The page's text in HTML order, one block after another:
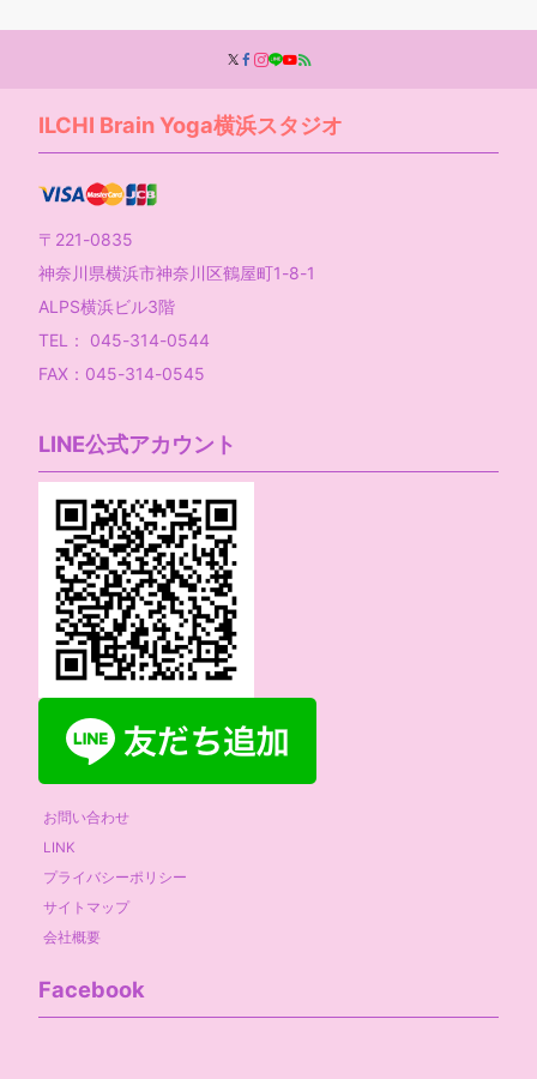
ILCHI Brain Yoga横浜スタジオ
〒221-0835
神奈川県横浜市神奈川区鶴屋町1-8-1
ALPS横浜ビル3階
TEL： 045-314-0544
FAX：045-314-0545
LINE公式アカウント
お問い合わせ
LINK
プライバシーポリシー
サイトマップ
会社概要
Facebook